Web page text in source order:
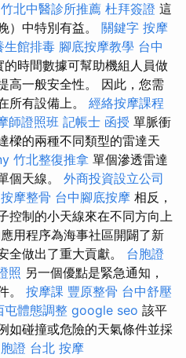
竹北中醫診所推薦 杜拜簽證 這
）中特別有益。 關鍵字 按摩
生館排毒 腳底按摩教學 台中
的時間數據可幫助機組人員做
高一般安全性。 因此，您需
所有設備上。 經絡按摩課程
師證照班 記帳士 函授 單脈衝
樑的兩種不同類型的雷達天
竹北整復推拿 單個滲透雷達
個天線。 外商投資設立公司
摩整骨 台中腳底按摩 相反，
控制的小天線來在不同方向上
用程序為海事社區開闢了新
全做出了重大貢獻。 台胞證
照 另一個優點是緊急通知，
。 按摩課 豐原整骨 台中舒壓
屯體態調整 google seo 該平
如碰撞或危險的天氣條件並採
證 台北 按摩